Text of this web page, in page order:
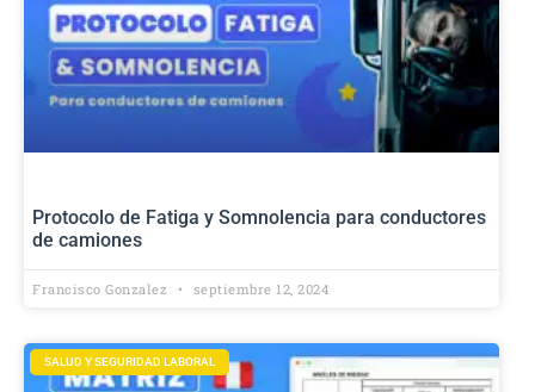
Protocolo de Fatiga y Somnolencia para conductores
de camiones
Francisco Gonzalez septiembre 12, 2024
SALUD Y SEGURIDAD LABORAL